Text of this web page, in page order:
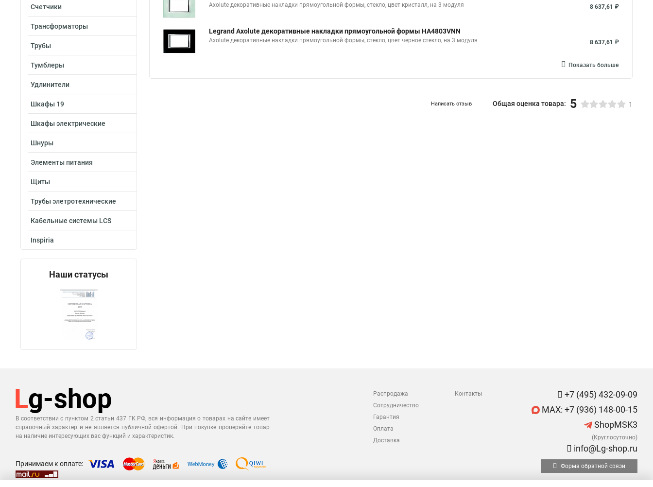
Счетчики
Трансформаторы
Трубы
Тумблеры
Удлинители
Шкафы 19
Шкафы электрические
Шнуры
Элементы питания
Щиты
Трубы элетротехнические
Кабельные системы LCS
Inspiria
Наши статусы
Axolute декоративные накладки прямоугольной формы, стекло, цвет кристалл, на 3 модуля 8 637,61 ₽
Legrand Axolute декоративные накладки прямоугольной формы HA4803VNN
Axolute декоративные накладки прямоугольной формы, стекло, цвет черное стекло, на 3 модуля 8 637,61 ₽
Показать больше
Написать отзыв Общая оценка товара: 5 1
В соответствии с пунктом 2 статьи 437 ГК РФ, вся информация о товарах на сайте имеет
справочный характер и не является публичной офертой. При покупке проверяйте товар
на наличие интересующих вас функций и характеристик.
Распродажа
Сотрудничество
Гарантия
Оплата
Доставка
Контакты
+7 (495) 432-09-09
MAX: +7 (936) 148-00-15
ShopMSK3
(Круглосуточно)
info@Lg-shop.ru
Принимаем к оплате: Форма обратной связи